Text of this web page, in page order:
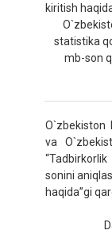
kiritish
statistika
mb-son
O`zbekiston
va
sonini
haqida”gi